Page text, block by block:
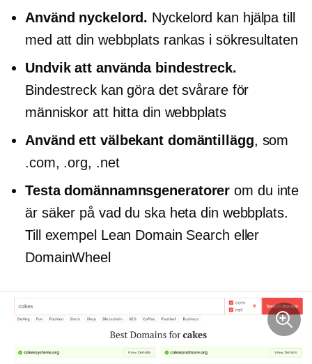
Använd nyckelord. Nyckelord kan hjälpa till
med att din webbplats rankas i sökresultaten
Undvik att använda bindestreck.
Bindestreck kan göra det svårare för
människor att hitta din webbplats
Använd ett välbekant domäntillägg, som
.com, .org, .net
Testa domännamnsgeneratorer om du inte
är säker på vad du ska heta din webbplats.
Till exempel Lean Domain Search eller
DomainWheel